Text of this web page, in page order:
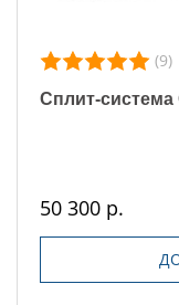
(9)
Сплит-система
50 300 р.